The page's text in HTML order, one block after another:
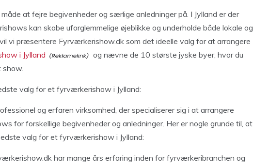
at fejre begivenheder og særlige anledninger på. I Jylland er der
kan skabe uforglemmelige øjeblikke og underholde både lokale og
vi præsentere Fyrværkerishow.dk som det ideelle valg for at arrangere
i Jylland
og nævne de 10 største jyske byer, hvor du
valg for et fyrværkerishow i Jylland:
og erfaren virksomhed, der specialiserer sig i at arrangere
for forskellige begivenheder og anledninger. Her er nogle grunde til, at
valg for et fyrværkerishow i Jylland:
har mange års erfaring inden for fyrværkeribranchen og